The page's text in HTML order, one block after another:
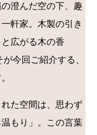
澄んだ空の下、趣
軒家。木製の引き
広がる木の香
今回ご紹介する、
れた空間は、思わず
温もり」。この言葉